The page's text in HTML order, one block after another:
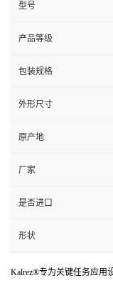
型号
产品等级
包装规格
外形尺寸
原产地
厂家
是否进口
形状
Kalrez®专为关键任务应用